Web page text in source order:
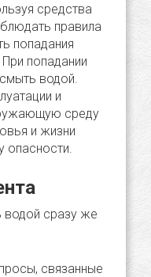
средства
правила
попадания
попадании
водой.
и
среду
и жизни
опасности.
водой сразу же
связанные